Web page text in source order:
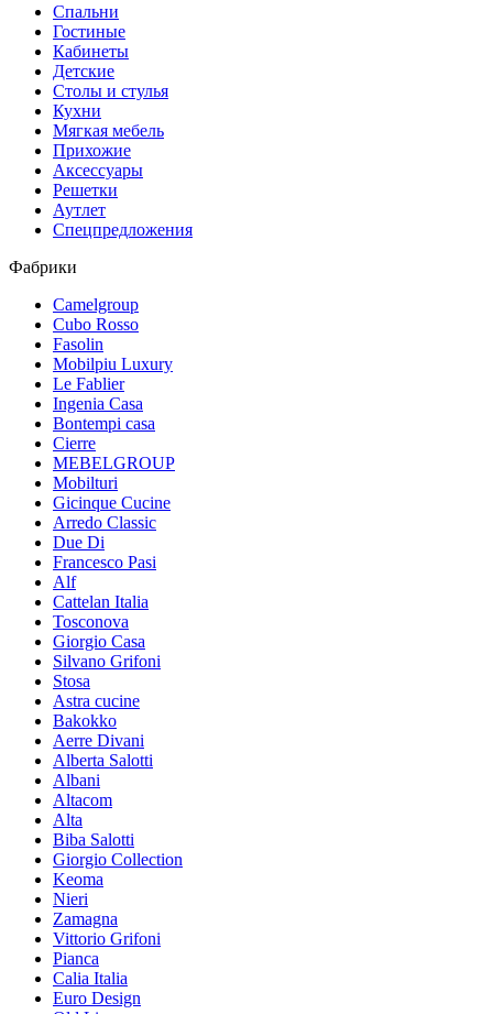
Спальни
Гостиные
Кабинеты
Детские
Столы и стулья
Кухни
Мягкая мебель
Прихожие
Аксессуары
Решетки
Аутлет
Спецпредложения
Фабрики
Camelgroup
Cubo Rosso
Fasolin
Mobilpiu Luxury
Le Fablier
Ingenia Casa
Bontempi casa
Cierre
MEBELGROUP
Mobilturi
Gicinque Cucine
Arredo Classic
Due Di
Francesco Pasi
Alf
Cattelan Italia
Tosconova
Giorgio Casa
Silvano Grifoni
Stosa
Astra cucine
Bakokko
Aerre Divani
Alberta Salotti
Albani
Altacom
Alta
Biba Salotti
Giorgio Collection
Keoma
Nieri
Zamagna
Vittorio Grifoni
Pianca
Calia Italia
Euro Design